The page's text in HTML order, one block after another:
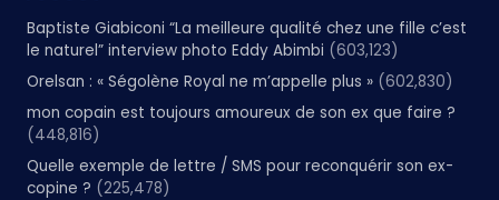
Baptiste Giabiconi “La meilleure qualité chez une fille c’est
le naturel” interview photo Eddy Abimbi (603,123)
Orelsan : « Ségolène Royal ne m’appelle plus » (602,830)
mon copain est toujours amoureux de son ex que faire ?
(448,816)
Quelle exemple de lettre / SMS pour reconquérir son ex-
copine ? (225,478)